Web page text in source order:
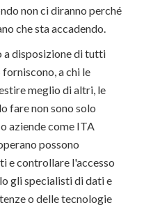
non ci diranno perché
che sta accadendo.
disposizione di tutti
a chi le
meglio di altri, le
fare non sono solo
aziende come ITA
possono
e controllare l'accesso
gli specialisti di dati e
o delle tecnologie